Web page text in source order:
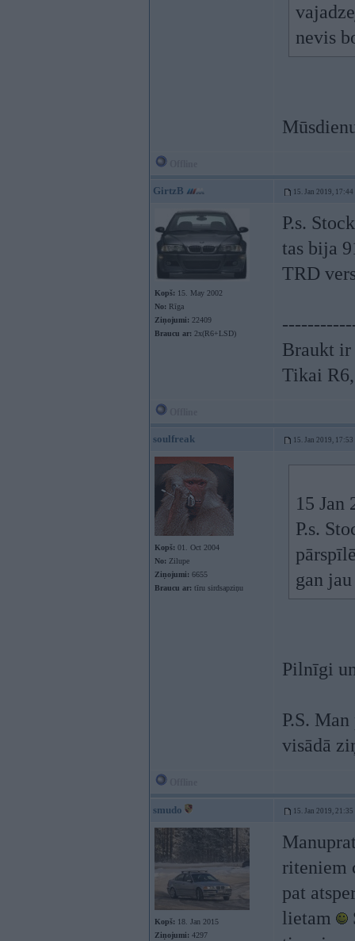
nevis
GirtzB 15. Jan 2019, 17:44
Kopš: 15. May 2002
No: Rīga
Ziņojumi: 22409
Braucu ar: 2x(R6+LSD)
P.s.
tas bija
TRD
Braukt
Tikai
soulfreak 15. Jan 2019, 17:53
Kopš: 01. Oct 2004
No: Zilupe
Ziņojumi: 6655
Braucu ar: tīru sirdsapziņu
15 Jan
P.s.
gan
Pilnīgi
P.S.
visādā
smudo 15. Jan 2019, 21:35
Kopš: 18. Jan 2015
Ziņojumi: 4297
riteniem
pat
lietam